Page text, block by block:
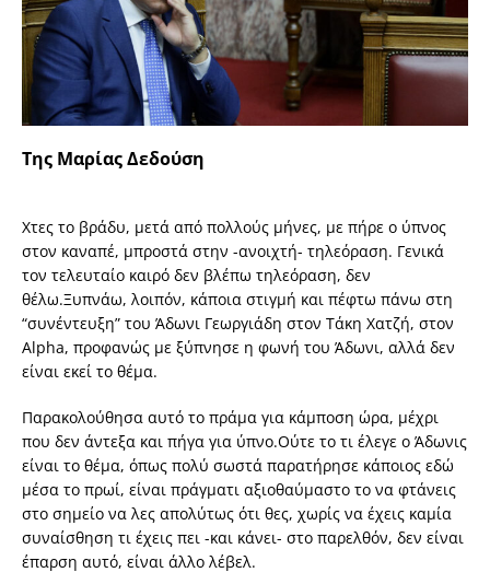
Της Μαρίας Δεδούση
Χτες το βράδυ, μετά από πολλούς μήνες, με πήρε ο ύπνος
στον καναπέ, μπροστά στην -ανοιχτή- τηλεόραση. Γενικά
τον τελευταίο καιρό δεν βλέπω τηλεόραση, δεν
θέλω.Ξυπνάω, λοιπόν, κάποια στιγμή και πέφτω πάνω στη
“συνέντευξη” του Άδωνι Γεωργιάδη στον Τάκη Χατζή, στον
Alpha, προφανώς με ξύπνησε η φωνή του Άδωνι, αλλά δεν
είναι εκεί το θέμα.
Παρακολούθησα αυτό το πράμα για κάμποση ώρα, μέχρι
που δεν άντεξα και πήγα για ύπνο.Ούτε το τι έλεγε ο Άδωνις
είναι το θέμα, όπως πολύ σωστά παρατήρησε κάποιος εδώ
μέσα το πρωί, είναι πράγματι αξιοθαύμαστο το να φτάνεις
στο σημείο να λες απολύτως ότι θες, χωρίς να έχεις καμία
συναίσθηση τι έχεις πει -και κάνει- στο παρελθόν, δεν είναι
έπαρση αυτό, είναι άλλο λέβελ.